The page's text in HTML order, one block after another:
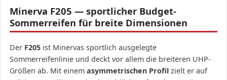
Minerva F205 — sportlicher Budget-
Sommerreifen für breite Dimensionen
Der F205 ist Minervas sportlich ausgelegte
Sommerreifenlinie und deckt vor allem die breiteren UHP-
Größen ab. Mit einem asymmetrischen Profil zielt er auf